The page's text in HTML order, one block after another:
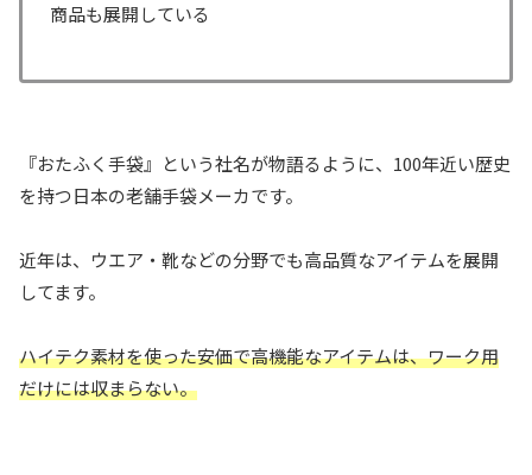
商品も展開している
『おたふく手袋』という社名が物語るように、100年近い歴史
を持つ日本の老舗手袋メーカです。
近年は、ウエア・靴などの分野でも高品質なアイテムを展開
してます。
ハイテク素材を使った安価で高機能なアイテムは、ワーク用
だけには収まらない。